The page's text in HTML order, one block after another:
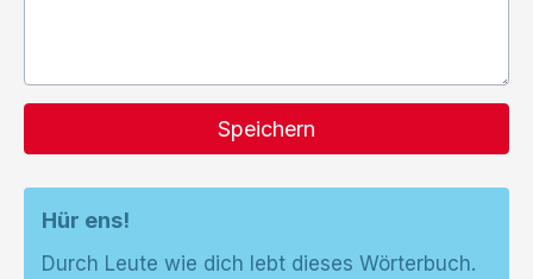
Speichern
Hür ens!
Durch Leute wie dich lebt dieses Wörterbuch.